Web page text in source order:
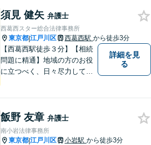
協会準会員 トリプルライセ
ンス】
須見 健矢 弁護士
西葛西スター総合法律事務所
東京都|江戸川区 西葛西駅 から徒歩3分
【西葛西駅徒歩３分】【相続
問題に精通】地域の方のお役
に立つべく、日々尽力してお
でお困りの方は、お一人で抱
え込むことなく、お気軽にご
相談ください。
詳細を見
る
飯野 友章 弁護士
南小岩法律事務所
東京都|江戸川区 小岩駅 から徒歩3分